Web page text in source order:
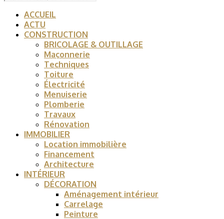
ACCUEIL
ACTU
CONSTRUCTION
BRICOLAGE & OUTILLAGE
Maçonnerie
Techniques
Toiture
Électricité
Menuiserie
Plomberie
Travaux
Rénovation
IMMOBILIER
Location immobilière
Financement
Architecture
INTÉRIEUR
DÉCORATION
Aménagement intérieur
Carrelage
Peinture